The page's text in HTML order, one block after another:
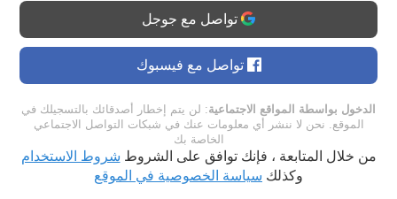
تواصل مع جوجل
تواصل مع فيسبوك
الدخول بواسطة المواقع الاجتماعية: لن يتم إخطار أصدقائك بالتسجيلك في
الموقع. نحن لا ننشر أي معلومات عنك في شبكات التواصل الاجتماعي
الخاصة بك
من خلال المتابعة ، فإنك توافق على الشروط شروط الاستخدام
وكذلك سياسة الخصوصية في الموقع